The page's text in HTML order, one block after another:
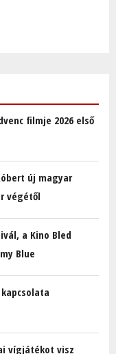
filmje 2026 első
új magyar
végétől
a Kino Bled
Blue
vígjátékot visz